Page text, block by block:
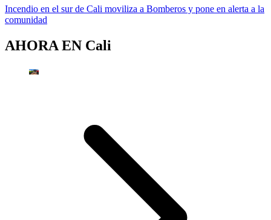
Incendio en el sur de Cali moviliza a Bomberos y pone en alerta a la
comunidad
AHORA EN Cali